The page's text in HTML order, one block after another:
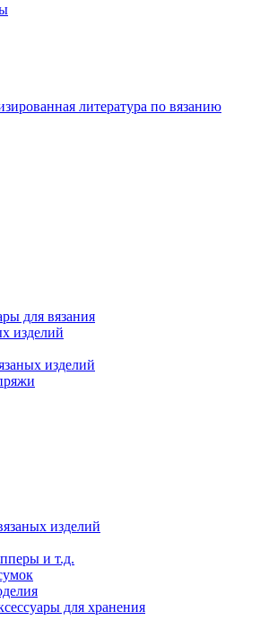
литература по вязанию
для вязания
изделий
изделий
изделий
и т.д.
для хранения